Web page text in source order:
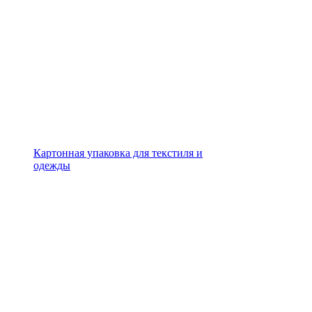
Картонная упаковка для текстиля и
одежды